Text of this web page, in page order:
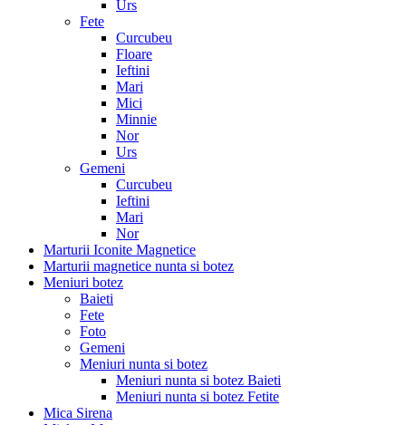
Urs
Fete
Curcubeu
Floare
Ieftini
Mari
Mici
Minnie
Nor
Urs
Gemeni
Curcubeu
Ieftini
Mari
Nor
Marturii Iconite Magnetice
Marturii magnetice nunta si botez
Meniuri botez
Baieti
Fete
Foto
Gemeni
Meniuri nunta si botez
Meniuri nunta si botez Baieti
Meniuri nunta si botez Fetite
Mica Sirena